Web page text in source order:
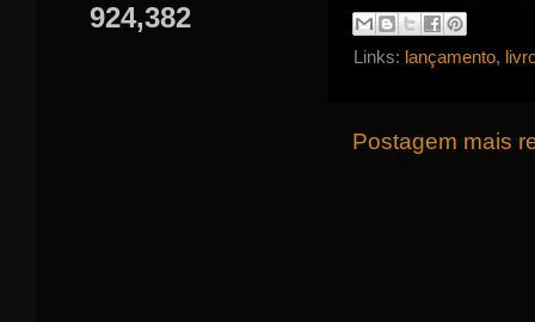
Links: lançamento,
Postagem mais
924,382